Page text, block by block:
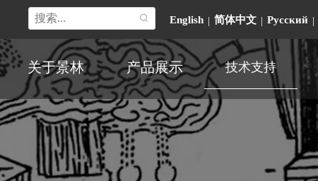
English | 简体中文 | Pусский |
关于景林 产品展示 技术支持